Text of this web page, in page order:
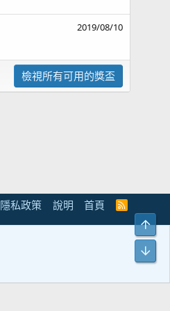
2019/08/10
檢視所有可用的獎盃
隱私政策 說明 首頁
R
S
上方
下方